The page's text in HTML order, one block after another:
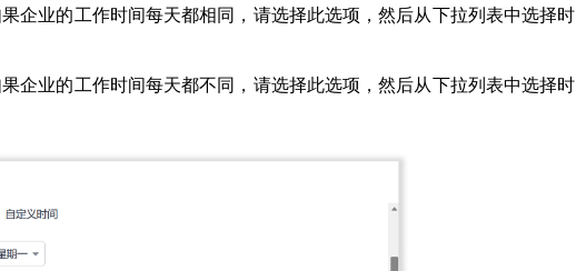
企业的工作时间每天都相同，请选择此选项，然后从下拉列表中选择时
企业的工作时间每天都不同，请选择此选项，然后从下拉列表中选择时